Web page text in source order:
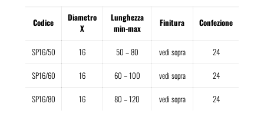
Codice
Diametro
X
Lunghezza
min-max
Finitura Confezione
SP16/50 16 50 – 80 vedi sopra
24
SP16/60
16 60 – 100 vedi sopra
24
SP16/80
16 80 – 120 vedi sopra 24